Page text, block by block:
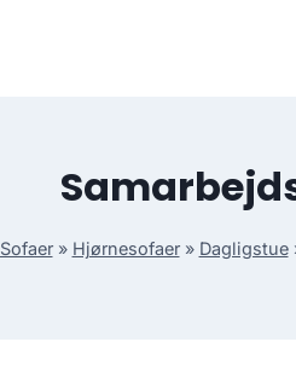
Sofaer» Hjørnesofaer» Dagligstue